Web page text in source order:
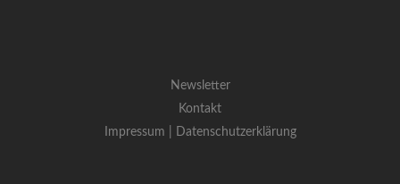
Newsletter
Kontakt
Impressum |
Datenschutzerklärung